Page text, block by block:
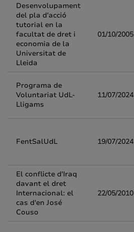
Desenvolupament
del pla d'acció
tutorial en la
facultat de dret i
economia de la
Universitat de
Lleida
01/10/2005
Programa de
Voluntariat UdL-
Lligams
11/07/2024
FentSalUdL 19/07/2024
El conflicte d'Iraq
davant el dret
Internacional: el
cas d'en José
Couso
22/05/2010